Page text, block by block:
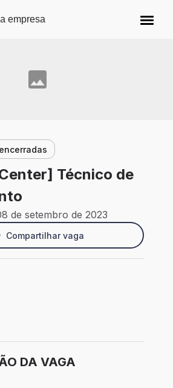
principal
empresa
Técnico de
de setembro de 2023
Compartilhar vaga
Itabira - MG
Presencial
DA VAGA